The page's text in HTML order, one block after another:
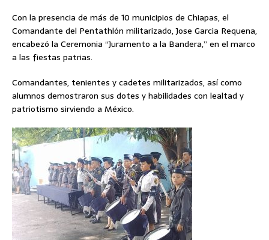
Con la presencia de más de 10 municipios de Chiapas, el
Comandante del Pentathlón militarizado, Jose Garcia Requena,
encabezó la Ceremonia “Juramento a la Bandera,” en el marco
a las fiestas patrias.
Comandantes, tenientes y cadetes militarizados, así como
alumnos demostraron sus dotes y habilidades con lealtad y
patriotismo sirviendo a México.